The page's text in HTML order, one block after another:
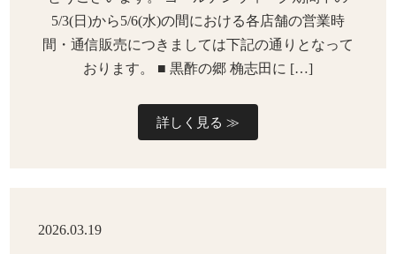
5/3(日)から5/6(水)の間における各店舗の営業時
間・通信販売につきましては下記の通りとなって
おります。 ■ 黒酢の郷 桷志田に […]
詳しく見る ≫
2026.03.19